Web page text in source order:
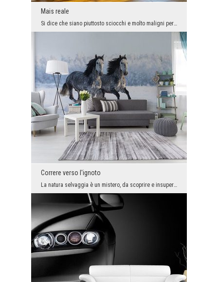
Mais reale
Si dice che siano piuttosto sciocchi e molto maligni per natura. Queste qualità negative non sign...
Correre verso l'ignoto
La natura selvaggia è un mistero, da scoprire e insuperabile. Se abbiamo la forza, non possiamo c...